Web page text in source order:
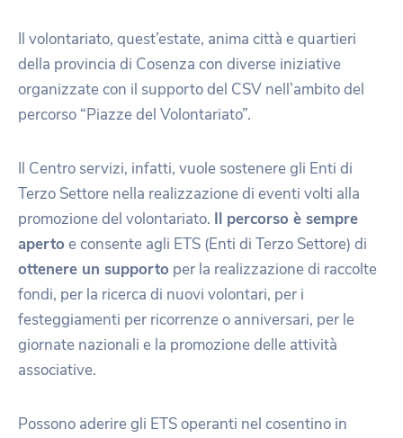
Il volontariato, quest’estate, anima città e quartieri
della provincia di Cosenza con diverse iniziative
organizzate con il supporto del CSV nell’ambito del
percorso “Piazze del Volontariato”.
Il Centro servizi, infatti, vuole sostenere gli Enti di
Terzo Settore nella realizzazione di eventi volti alla
promozione del volontariato. Il percorso è sempre
aperto e consente agli ETS (Enti di Terzo Settore) di
ottenere un supporto per la realizzazione di raccolte
fondi, per la ricerca di nuovi volontari, per i
festeggiamenti per ricorrenze o anniversari, per le
giornate nazionali e la promozione delle attività
associative.
Possono aderire gli ETS operanti nel cosentino in